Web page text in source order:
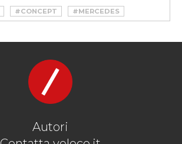
#CONCEPT
#MERCEDES
#WANKEL
Autori